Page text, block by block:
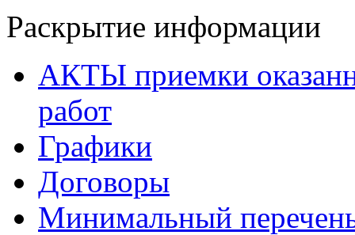
Раскрытие информации
АКТЫ приемки
работ
Графики
Договоры
Минимальный